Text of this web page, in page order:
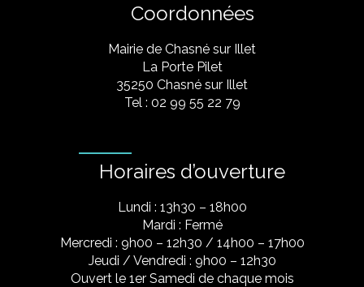
Coordonnées
Mairie de Chasné sur Illet
La Porte Pilet
35250 Chasné sur Illet
Tel : 02 99 55 22 79
Horaires d’ouverture
Lundi : 13h30 – 18h00
Mardi : Fermé
Mercredi : 9h00 – 12h30 / 14h00 – 17h00
Jeudi / Vendredi : 9h00 – 12h30
Ouvert le 1er Samedi de chaque mois